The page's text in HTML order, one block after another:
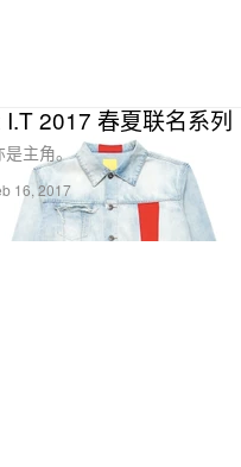
2017 春夏联名系列
是主角。
16, 2017